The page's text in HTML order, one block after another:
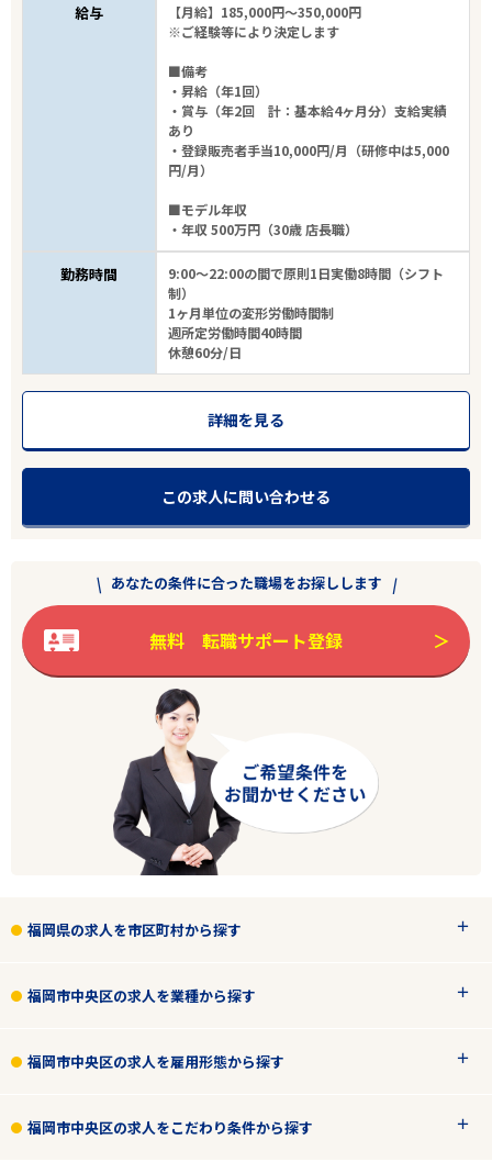
給与
【月給】185,000円～350,000円
※ご経験等により決定します
■備考
・昇給（年1回）
・賞与（年2回 計：基本給4ヶ月分）支給実績
あり
・登録販売者手当10,000円/月（研修中は5,000
円/月）
■モデル年収
・年収 500万円（30歳 店長職）
勤務時間
9:00～22:00の間で原則1日実働8時間（シフト
制）
1ヶ月単位の変形労働時間制
週所定労働時間40時間
休憩60分/日
詳細を見る
この求人に問い合わせる
あなたの条件に合った職場をお探しします
無料 転職サポート登録
福岡県の求人を市区町村から探す
福岡市中央区の求人を業種から探す
福岡市中央区の求人を雇用形態から探す
福岡市中央区の求人をこだわり条件から探す